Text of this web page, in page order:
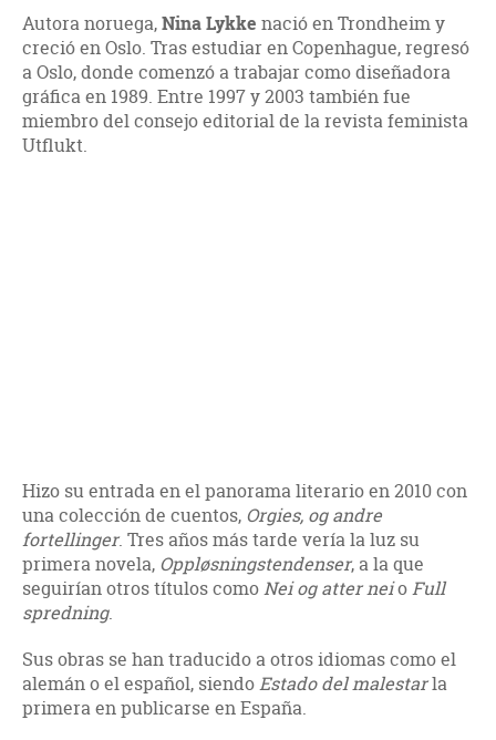
Autora noruega,Nina Lykke nació en Trondheim y
creció en Oslo. Tras estudiar en Copenhague, regresó
a Oslo, donde comenzó a trabajar como diseñadora
gráfica en 1989. Entre 1997 y 2003 también fue
miembro del consejo editorial de la revista feminista
Utflukt.
Hizo su entrada en el panorama literario en 2010 con
una colección de cuentos, Orgies, og andre
fortellinger. Tres años más tarde vería la luz su
primera novela, Oppløsningstendenser, a la que
seguirían otros títulos comoNei og atter neioFull
spredning.
Sus obras se han traducido a otros idiomas como el
alemán o el español, siendoEstado del malestarla
primera en publicarse en España.